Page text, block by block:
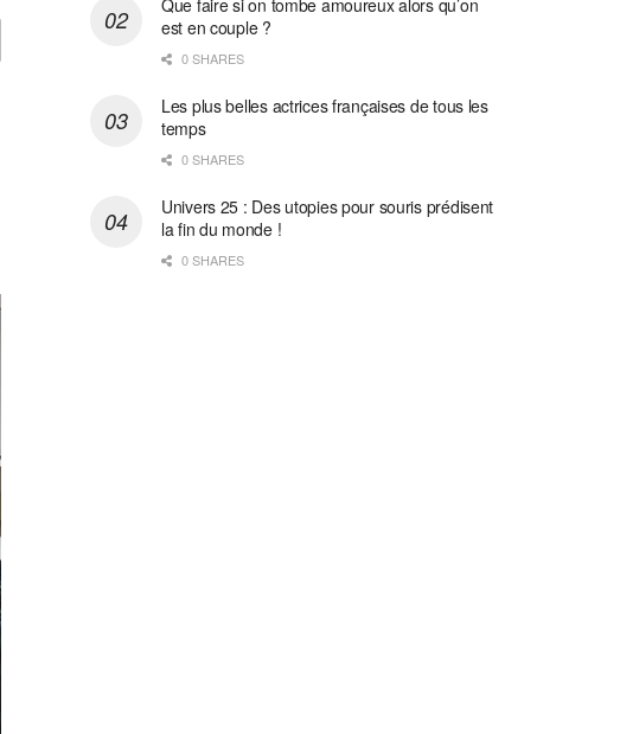
est en couple ?
0 SHARES
Les plus belles actrices françaises de tous les
temps
0 SHARES
Univers 25 : Des utopies pour souris prédisent
la fin du monde !
0 SHARES